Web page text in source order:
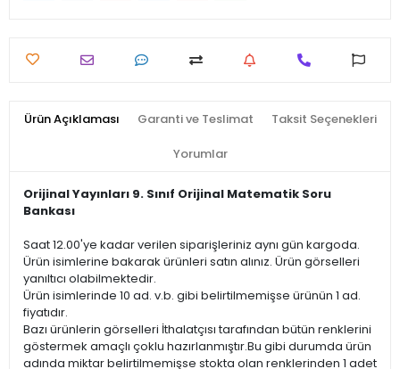
Ürün Açıklaması Garanti ve Teslimat Taksit Seçenekleri
Yorumlar
Orijinal Yayınları 9. Sınıf Orijinal Matematik Soru
Bankası
Saat 12.00'ye kadar verilen siparişleriniz aynı gün kargoda.
Ürün isimlerine bakarak ürünleri satın alınız. Ürün görselleri
yanıltıcı olabilmektedir.
Ürün isimlerinde 10 ad. v.b. gibi belirtilmemişse ürünün 1 ad.
fiyatıdır.
Bazı ürünlerin görselleri İthalatçısı tarafından bütün renklerini
göstermek amaçlı çoklu hazırlanmıştır.Bu gibi durumda ürün
adında miktar belirtilmemişse stokta olan renklerinden 1 adet